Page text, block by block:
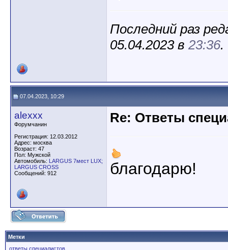
Последний раз
05.04.2023 в 23:36.
07.04.2023, 10:29
alexxx
Форумчанин
Регистрация: 12.03.2012
Адрес: москва
Возраст: 47
Пол: Мужской
Автомобиль: LARGUS 7мест LUX;
LARGUS CROSS
Сообщений: 912
Re: Ответы
благодарю!
Метки
ответы специалистов